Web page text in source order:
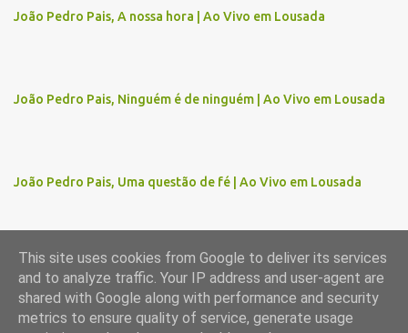
t
i
João Pedro Pais, A nossa hora | Ao Vivo em Lousada
João Pedro Pais, Ninguém é de ninguém | Ao Vivo em Lousada
João Pedro Pais, Uma questão de fé | Ao Vivo em Lousada
Com tecnologia do Blogger
Imagens de temas porgaffera
This site uses cookies from Google to deliver its services
and to analyze traffic. Your IP address and user-agent are
shared with Google along with performance and security
metrics to ensure quality of service, generate usage